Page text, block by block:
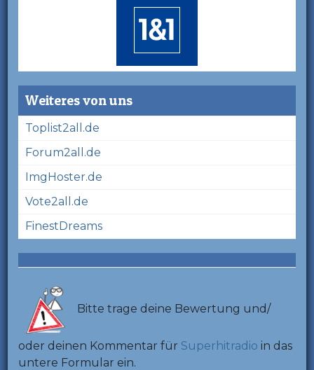
Weiteres von uns
Toplist2all.de
Forum2all.de
ImgHoster.de
Vote2all.de
FinestDreams
Bitte trage deine Bewertung und/
oder deinen Kommentar für Superhitradio in das
untere Formular ein.